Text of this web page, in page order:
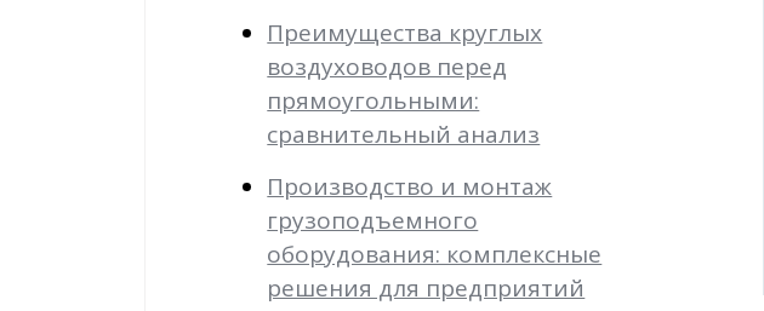
Преимущества круглых
воздуховодов перед
прямоугольными:
сравнительный анализ
Производство и монтаж
грузоподъемного
оборудования: комплексные
решения для предприятий